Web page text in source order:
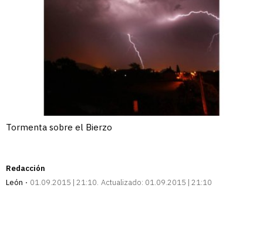
Tormenta sobre el Bierzo
Redacción
León
01.09.2015 | 21:10 Actualizado: 01.09.2015 | 21:10